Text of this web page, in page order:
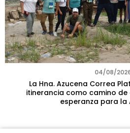
04/08/
La Hna. Azucena Correa
itinerancia como camino de
esperanza para la